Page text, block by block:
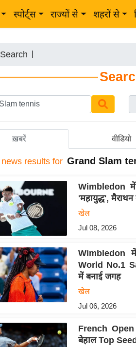
स्पोर्ट्स राज्यों से शहरों से
Search
ख़बरें वीडियो
news results for Grand Slam
Wimbledon
'महायुद्ध',
खेल
Jul 08, 2026
Wimbledon
World No.1
में बनाई जगह
खेल
Jul 06, 2026
French
बेहाल Top